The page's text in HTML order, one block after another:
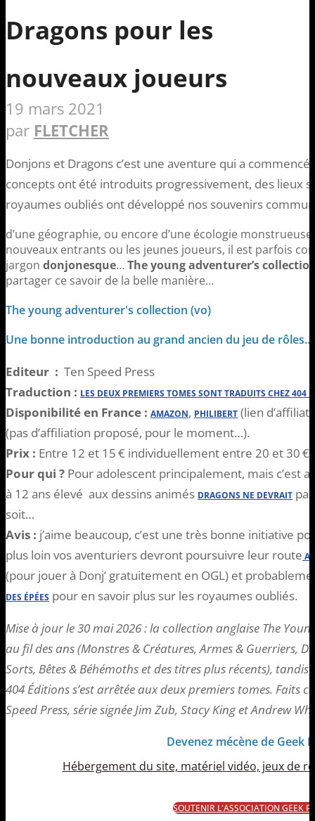
Dragons pour les
nouveaux joueurs
19 mars 2021
par FLETCHER
Donjons et Dragons c’est une aventure qui a
concepts ont été introduits progressivement, des lieux
royaumes oubliés ont développé nos souvenirs
d’une géographie, ou encore d’une écologie
nouveaux entrants ou les jeunes joueurs, il est parfois
jargon donjonesque…The young adventurer’s
partager ce savoir de la belle manière…
The young adventurer's collection (vo)
Une bonne introduction au grand ancien du jeu de rôles...
Editeur : Ten Speed Press
Traduction : LES DEUX PREMIERS TOMES SONT TRADUITS CHEZ 404
Disponibilité en France : AMAZON, PHILIBERT (lien
(pas d’affiliation proposé, pour le moment…).
Prix : Entre 12 et 15 € individuellement entre 20 et 30
Pour qui ? Pour adolescent principalement, mais c’est
à 12 ans élevé aux dessins animés DRAGONS NE DEVRAIT
soit…
Avis : j’aime beaucoup, c’est une très bonne initiative
plus loin vos aventuriers devront poursuivre leur route
(pour jouer à Donj’ gratuitement en OGL) et
DES ÉPÉES pour en savoir plus sur les royaumes oubliés.
Mise à jour le 30 mai 2026 : la collection anglaise The
au fil des ans (Monstres & Créatures, Armes & Guerriers,
Sorts, Bêtes & Béhémoths et des titres plus récents),
404 Éditions s’est arrêtée aux deux premiers tomes. Faits
Speed Press, série signée Jim Zub, Stacy King et Andrew
Devenez mécène de Geek
Hébergement du site, matériel vidéo, jeux de
SOUTENIR L'ASSOCIATION GEEK